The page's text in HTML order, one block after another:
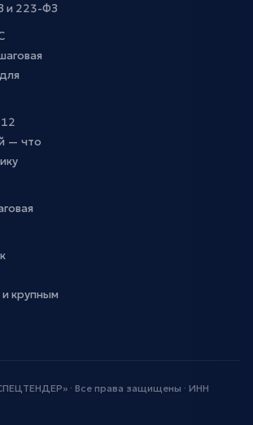
и 223-ФЗ
— что
крупным
· Все права защищены · ИНН